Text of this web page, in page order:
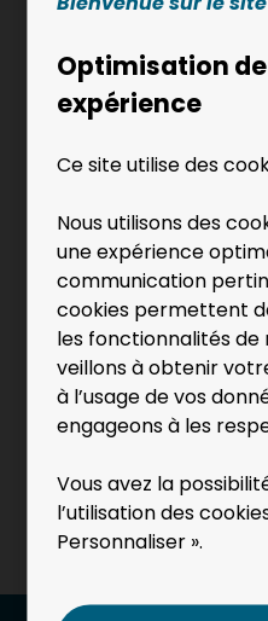
23 FÉVRIER 2024
calculée pour Techni
Article
Article
Retour
Optimisation
expérience
Ce site utilise des
Nous utilisons des
une expérience
communication
cookies permettent
les fonctionnalités de
veillons à obtenir
à l’usage de vos
engageons à les
Vous avez la
l’utilisation des
Personnaliser ».